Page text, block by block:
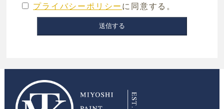
プライバシーポリシー に同意する。